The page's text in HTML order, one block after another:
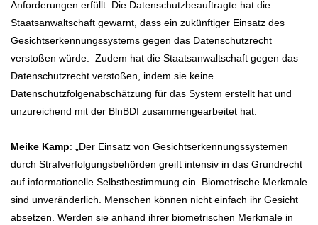
Anforderungen erfüllt. Die Datenschutzbeauftragte hat die
Staatsanwaltschaft gewarnt, dass ein zukünftiger Einsatz des
Gesichtserkennungssystems gegen das Datenschutzrecht
verstoßen würde. Zudem hat die Staatsanwaltschaft gegen das
Datenschutzrecht verstoßen, indem sie keine
Datenschutzfolgenabschätzung für das System erstellt hat und
unzureichend mit der BlnBDI zusammengearbeitet hat.
Meike Kamp: „Der Einsatz von Gesichtserkennungssystemen
durch Strafverfolgungsbehörden greift intensiv in das Grundrecht
auf informationelle Selbstbestimmung ein. Biometrische Merkmale
sind unveränderlich. Menschen können nicht einfach ihr Gesicht
absetzen. Werden sie anhand ihrer biometrischen Merkmale in